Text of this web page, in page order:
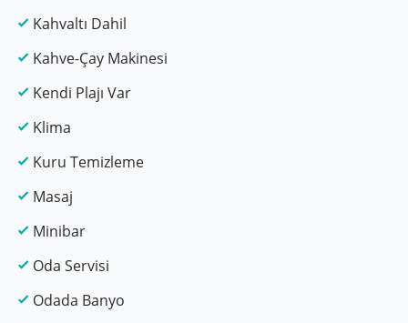
Kahvaltı Dahil
Kahve-Çay Makinesi
Kendi Plajı Var
Klima
Kuru Temizleme
Masaj
Minibar
Oda Servisi
Odada Banyo